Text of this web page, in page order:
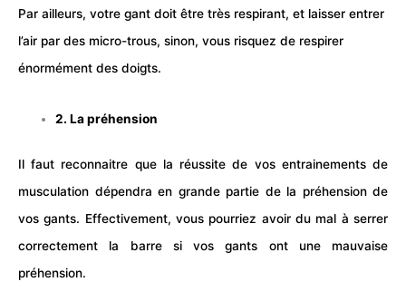
Par ailleurs, votre gant doit être très respirant, et laisser entrer
l’air par des micro-trous, sinon, vous risquez de respirer
énormément des doigts.
2. La préhension
Il faut reconnaitre que la réussite de vos entrainements de
musculation dépendra en grande partie de la préhension de
vos gants. Effectivement, vous pourriez avoir du mal à serrer
correctement la barre si vos gants ont une mauvaise
préhension.